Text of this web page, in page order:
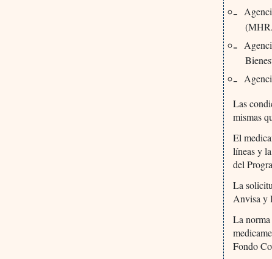
Las
mismas
El
líneas y
del
La
Anvisa y
La
Fondo